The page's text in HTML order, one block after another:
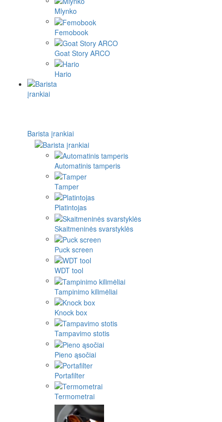
Mlynko
Femobook
Goat Story ARCO
Hario
Barista įrankiai
Automatinis tamperis
Tamper
Platintojas
Skaitmeninės svarstyklės
Puck screen
WDT tool
Tampinimo kilimėliai
Knock box
Tampavimo stotis
Pieno ąsočiai
Portafilter
Termometrai